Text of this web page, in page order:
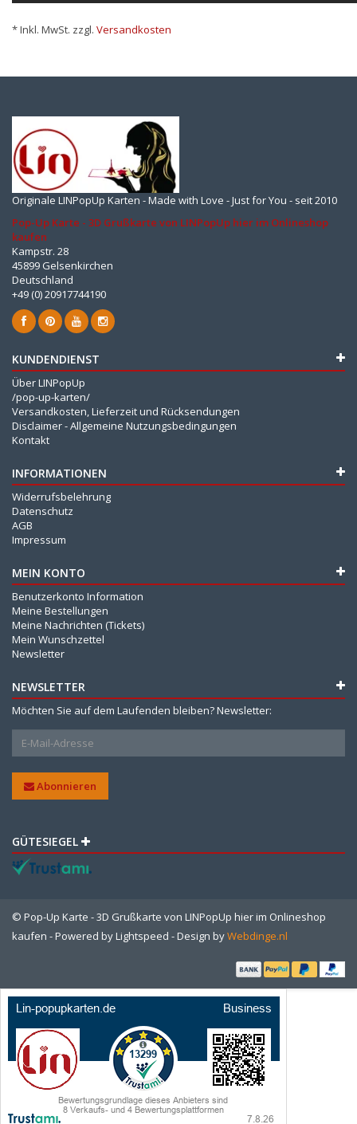
* Inkl. MwSt. zzgl. Versandkosten
Originale LINPopUp Karten - Made with Love - Just for You - seit 2010
Pop-Up Karte - 3D Grußkarte von LINPopUp hier im Onlineshop
kaufen
Kampstr. 28
45899 Gelsenkirchen
Deutschland
+49 (0) 20917744190
KUNDENDIENST
Über LINPopUp
/pop-up-karten/
Versandkosten, Lieferzeit und Rücksendungen
Disclaimer - Allgemeine Nutzungsbedingungen
Kontakt
INFORMATIONEN
Widerrufsbelehrung
Datenschutz
AGB
Impressum
MEIN KONTO
Benutzerkonto Information
Meine Bestellungen
Meine Nachrichten (Tickets)
Mein Wunschzettel
Newsletter
NEWSLETTER
Möchten Sie auf dem Laufenden bleiben? Newsletter:
Abonnieren
GÜTESIEGEL
© Pop-Up Karte - 3D Grußkarte von LINPopUp hier im Onlineshop
kaufen - Powered byLightspeed - Design byWebdinge.nl